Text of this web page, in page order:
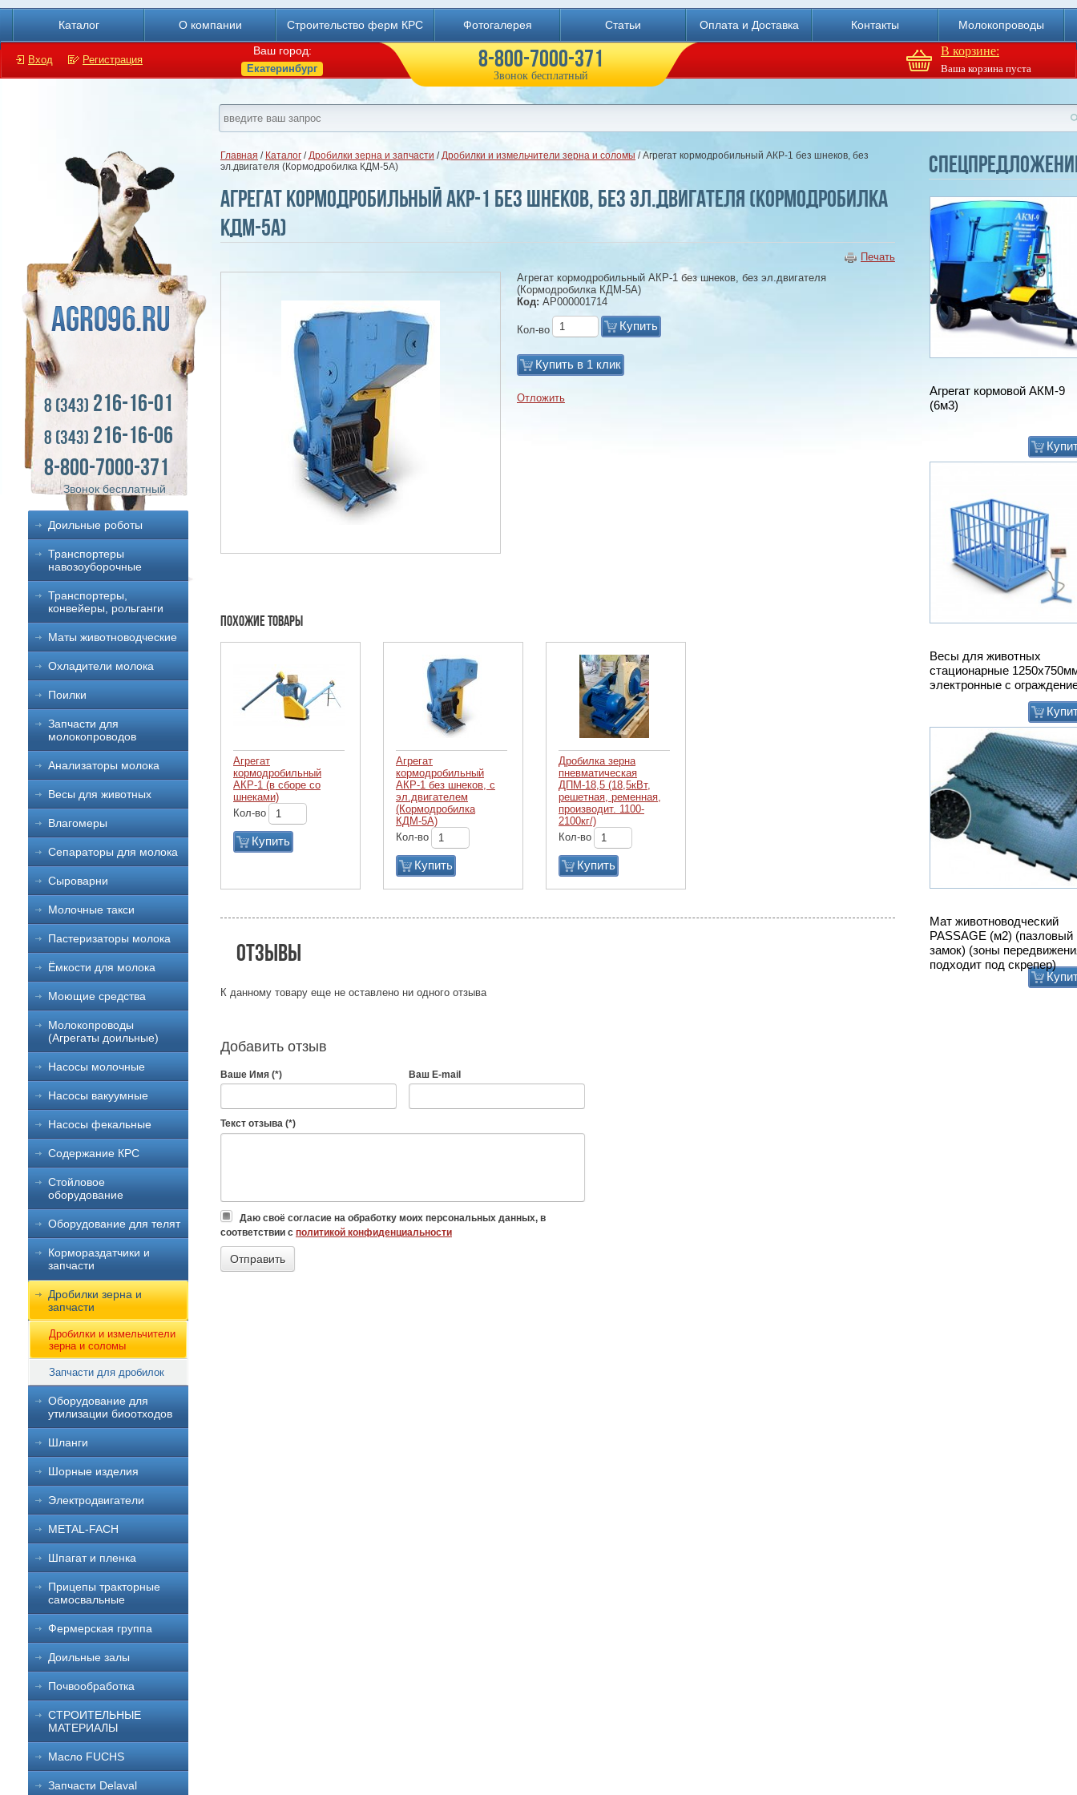
Каталог О компании Строительство ферм КРС Фотогалерея Статьи Оплата и Доставка Контакты Молокопроводы
Вход Регистрация
Ваш город:
Екатеринбург
В корзине:
Ваша корзина пуста
8-800-7000-371
Звонок бесплатный
8 (343) 216-16-01
8 (343) 216-16-06
8-800-7000-371
Звонок бесплатный
Доильные роботы
Транспортеры
навозоуборочные
Транспортеры,
конвейеры, рольганги
Маты животноводческие
Охладители молока
Поилки
Запчасти для
молокопроводов
Анализаторы молока
Весы для животных
Влагомеры
Сепараторы для молока
Сыроварни
Молочные такси
Пастеризаторы молока
Ёмкости для молока
Моющие средства
Молокопроводы
(Агрегаты доильные)
Насосы молочные
Насосы вакуумные
Насосы фекальные
Содержание КРС
Стойловое
оборудование
Оборудование для телят
Кормораздатчики и
запчасти
Дробилки зерна и
запчасти
Дробилки и измельчители
зерна и соломы
Запчасти для дробилок
Оборудование для
утилизации биоотходов
Шланги
Шорные изделия
Электродвигатели
METAL-FACH
Шпагат и пленка
Прицепы тракторные
самосвальные
Фермерская группа
Доильные залы
Почвообработка
СТРОИТЕЛЬНЫЕ
МАТЕРИАЛЫ
Масло FUCHS
Запчасти Delaval
Агрегат кормовой АКМ-9
(6м3)
Весы для животных
стационарные
электронные с
Мат животноводческий
PASSAGE (м2) (пазловый
замок) (зоны
подходит под скрепер)
Главная / Каталог /Дробилки зерна и запчасти /Дробилки и измельчители зерна и соломы/ Агрегат кормодробильный АКР-1 без шнеков, без
эл.двигателя (Кормодробилка КДМ-5А)
Агрегат кормодробильный АКР-1 без шнеков, без эл.двигателя (Кормодробилка
КДМ-5А)
Печать
Агрегат кормодробильный АКР-1 без шнеков, без эл.двигателя
(Кормодробилка КДМ-5А)
Код: АР000001714
Кол-во Купить
Купить в 1 клик
Отложить
Похожие товары
Агрегат
кормодробильный
АКР-1 (в сборе со
шнеками)
Кол-во
Купить
Агрегат
кормодробильный
АКР-1 без шнеков, с
эл.двигателем
(Кормодробилка
КДМ-5А)
Кол-во
Купить
Дробилка зерна
пневматическая
ДПМ-18,5 (18,5кВт,
решетная, ременная,
производит. 1100-
2100кг/)
Кол-во
Купить
Отзывы
К данному товару еще не оставлено ни одного отзыва
Добавить отзыв
Ваше Имя (*) Ваш E-mail
Текст отзыва (*)
Даю своё согласие на обработку моих персональных данных, в
соответствии с политикой конфиденциальности